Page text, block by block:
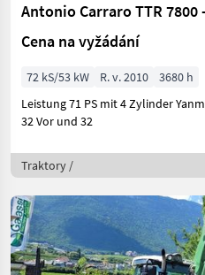
Antonio Carraro TTR 7800
Cena na vyžádání
72 kS/53 kW R. v. 2010
3680 h
Leistung 71 PS mit 4 Zylinder
32 Vor und 32
Traktory /